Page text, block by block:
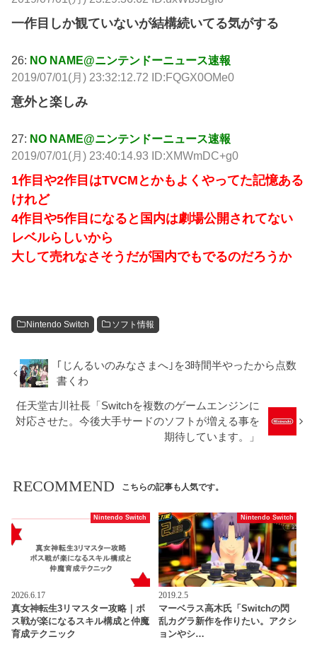
一作目しか観ていないが結構続いてる気がする
26: NO NAME@ニンテンドーニュース速報
2019/07/01(月) 23:32:12.72 ID:FQGX0OMe0
意外と楽しみ
27: NO NAME@ニンテンドーニュース速報
2019/07/01(月) 23:40:14.93 ID:XMWmDC+g0
1作目や2作目はTVCMとかもよくやってた記憶ある
けれど
4作目や5作目になると国内は劇場公開されてない
レベルらしいから
大して売れなさそうだが国内でもでるのだろうか
Nintendo Switch ソフト情報
｢じんるいのみなさまへ｣を3時間半やったから点数
書くわ
任天堂古川社長「Switchを複数のゲームエンジンに
対応させた。今後大手サードのソフトが増える事を
期待しています。」
RECOMMEND こちらの記事も人気です。
Nintendo Switch
2026.6.17
真女神転生3リマスター攻略｜ボ
ス戦が楽になるスキル構成と仲魔
育成テクニック
Nintendo Switch
2019.2.5
マーベラス高木氏「Switchの閃
乱カグラ新作を作りたい。アクシ
ョンやシ…